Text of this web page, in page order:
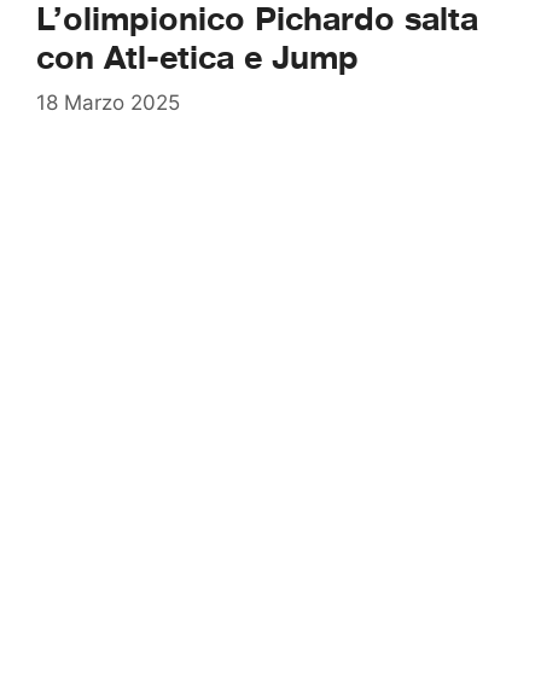
L’olimpionico Pichardo salta
con Atl-etica e Jump
18 Marzo 2025